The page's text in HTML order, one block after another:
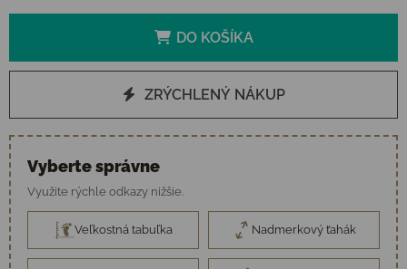
DO KOŠÍKA
ZRÝCHLENÝ NÁKUP
Vyberte správne
Využite rýchle odkazy nižšie.
Veľkostná tabuľka Nadmerkový ťahák